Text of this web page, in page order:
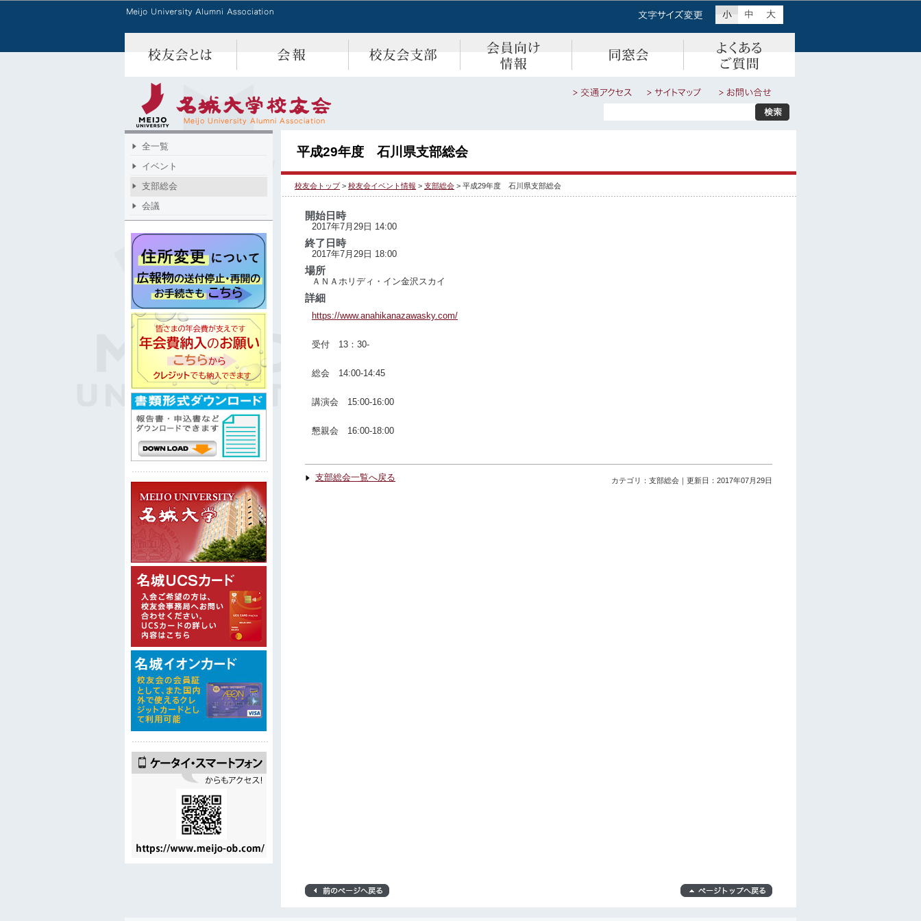
平成29年度 石川県支部総会
校友会トップ> 校友会イベント情報 > 支部総会 > 平成29年度 石川県支部総会
開始日時
2017年7月29日 14:00
終了日時
2017年7月29日 18:00
場所
ＡＮＡホリディ・イン金沢スカイ
詳細
https://www.anahikanazawasky.com/
受付 13：30-
総会 14:00-14:45
講演会 15:00-16:00
懇親会 16:00-18:00
支部総会一覧へ戻る カテゴリ：支部総会｜更新日：2017年07月29日
全一覧
イベント
支部総会
会議